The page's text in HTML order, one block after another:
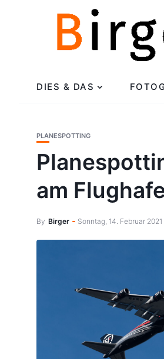
DIES & DAS
PLANESPOTTING
am
By Birger Sonntag, 14. Februar 2021